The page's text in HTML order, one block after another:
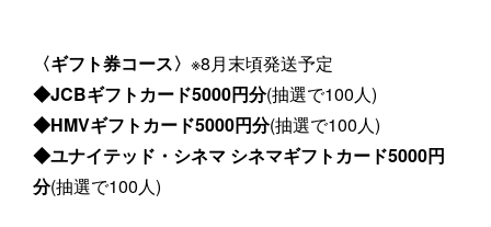
〈ギフト券コース〉 ※8月末頃発送予定
◆JCBギフトカード5000円分(抽選で100人)
◆HMVギフトカード5000円分(抽選で100人)
◆ユナイテッド・シネマ シネマギフトカード5000円
分(抽選で100人)